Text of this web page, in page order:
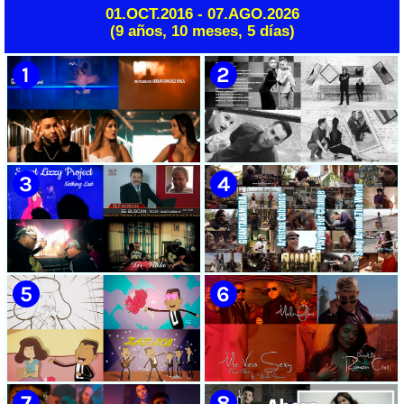
Instrumental | CUBA
🟢 Rumbatá | ¨Óleo de Mujer
Con Sombrero¨ | Autor: Silvio
Pérez | Bis Music | Videoclip |
Música Tradicional Bailable
Cubana | Rumba | Artistas
Cubanos | Canción | CUBA
🔴 Bouquet | ¨Canción infantil
para cantar en la boca de un
Figueiral | Videoclip | Música
Rock Cubana | Artistas Cubanos
| Canción | CUBA
01.OCT.2016 - 07.AGO.2026
(9 años, 10 meses, 5 días)
🟡 Chacal - ¨No Volveré¨ -
Videoclip - Dirección: Adrián
Sánchez Ávila
🟡 Adrián Berazaín & Luna
Manzanares - ¨Ya es
después¨ - Videoclip -
Dirección: Lester Hamlet
🟡 Sweet Lizzy Project -
¨Nothing Lasts¨ - Videoclip -
Dirección: Víctor Vinuesa
🟡 75 Artistas Cubanos
¨Guantanamera¨ - Playing
For Change - Song Around